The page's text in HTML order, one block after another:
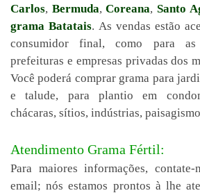
Carlos, Bermuda,Coreana,Santo
grama Batatais. As vendas estão
consumidor final, como para as
prefeituras e empresas privadas dos
Você poderá comprar grama para
e talude, para plantio em
chácaras, sítios, indústrias,
Atendimento Grama Fértil:
Para maiores informações,
email; nós estamos prontos à lhe